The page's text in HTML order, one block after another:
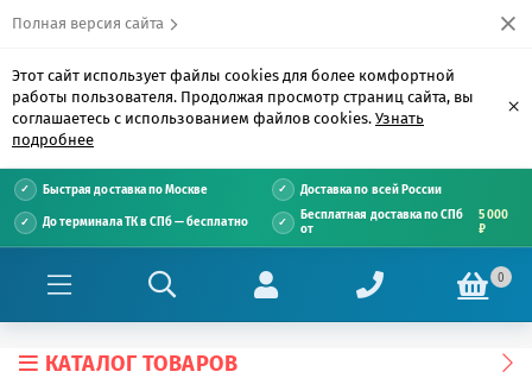
Полная версия сайта
Этот сайт использует файлы cookies для более комфортной
работы пользователя. Продолжая просмотр страниц сайта, вы
соглашаетесь с использованием файлов cookies. Узнать
подробнее
×
Быстрая доставка по Москве Доставка по всей России
До терминала ТК в СПб — бесплатно
Бесплатная доставка по СПб
от
5 000
₽
0
КАТАЛОГ ТОВАРОВ